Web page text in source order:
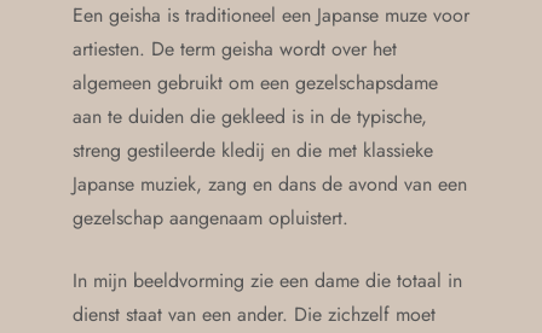
Een geisha is traditioneel een Japanse muze voor
artiesten. De term geisha wordt over het
algemeen gebruikt om een gezelschapsdame
aan te duiden die gekleed is in de typische,
streng gestileerde kledij en die met klassieke
Japanse muziek, zang en dans de avond van een
gezelschap aangenaam opluistert.
In mijn beeldvorming zie een dame die totaal in
dienst staat van een ander. Die zichzelf moet